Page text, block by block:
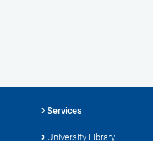
Services
University Library